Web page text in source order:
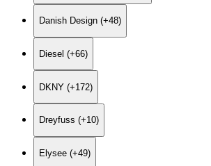
Danish Design (+48)
Diesel (+66)
DKNY (+172)
Dreyfuss (+10)
Elysee (+49)